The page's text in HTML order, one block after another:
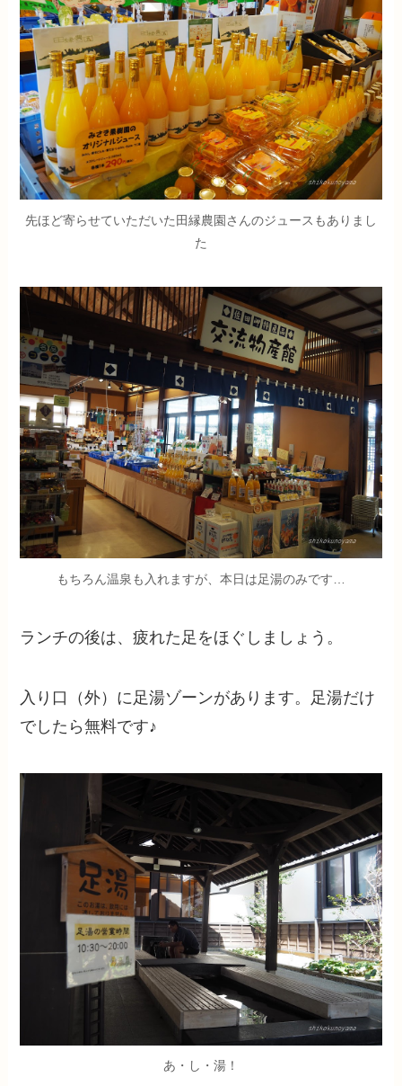
先ほど寄らせていただいた田縁農園さんのジュースもありまし
た
もちろん温泉も入れますが、本日は足湯のみです…
ランチの後は、疲れた足をほぐしましょう。
入り口（外）に足湯ゾーンがあります。足湯だけ
でしたら無料です♪
あ・し・湯！